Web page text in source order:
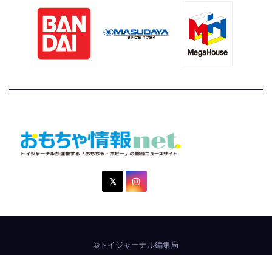
おもちゃ情報net.
トイジャーナルが運営する「おもちゃ・ホビー」の総合ニュ
©トイジャーナル編集局